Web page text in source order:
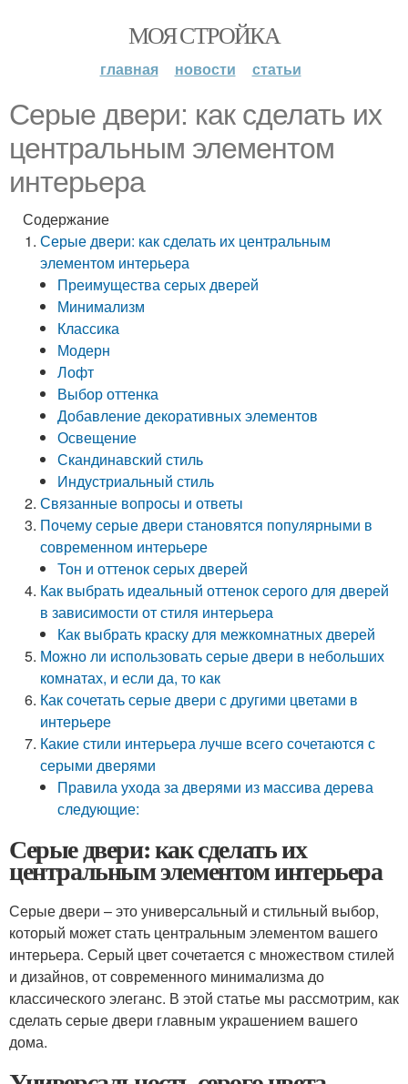
МОЯ СТРОЙКА
главная новости статьи
Серые двери: как сделать их
центральным элементом
интерьера
Содержание
Серые двери: как сделать их центральным
элементом интерьера
Преимущества серых дверей
Минимализм
Классика
Модерн
Лофт
Выбор оттенка
Добавление декоративных элементов
Освещение
Скандинавский стиль
Индустриальный стиль
Связанные вопросы и ответы
Почему серые двери становятся популярными в
современном интерьере
Тон и оттенок серых дверей
Как выбрать идеальный оттенок серого для дверей
в зависимости от стиля интерьера
Как выбрать краску для межкомнатных дверей
Можно ли использовать серые двери в небольших
комнатах, и если да, то как
Как сочетать серые двери с другими цветами в
интерьере
Какие стили интерьера лучше всего сочетаются с
серыми дверями
Правила ухода за дверями из массива дерева
следующие:
Серые двери: как сделать их
центральным элементом интерьера
Серые двери – это универсальный и стильный выбор,
который может стать центральным элементом вашего
интерьера. Серый цвет сочетается с множеством стилей
и дизайнов, от современного минимализма до
классического элеганс. В этой статье мы рассмотрим, как
сделать серые двери главным украшением вашего
дома.